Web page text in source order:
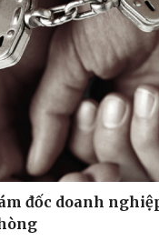
Quân sự -
Vũ khí
Việt Nam
Phân tích
đốc doanh